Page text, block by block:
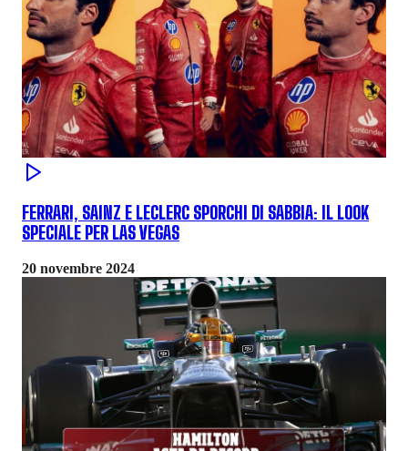
FERRARI, SAINZ E LECLERC SPORCHI DI SABBIA: IL LOOK
SPECIALE PER LAS VEGAS
20 novembre 2024